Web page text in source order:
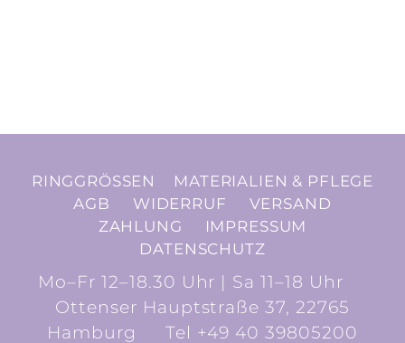
RINGGRÖSSEN
MATERIALIEN & PFLEGE
AGB
WIDERRUF
VERSAND
ZAHLUNG
IMPRESSUM
DATENSCHUTZ
Mo–Fr 12–18.30 Uhr | Sa 11–18 Uhr
Ottenser Hauptstraße 37, 22765
Hamburg
Tel +49 40 39805200